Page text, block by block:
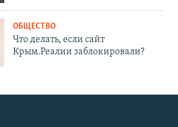
ОБЩЕСТВО
Что делать, если сайт
Крым.Реалии заблокировали?